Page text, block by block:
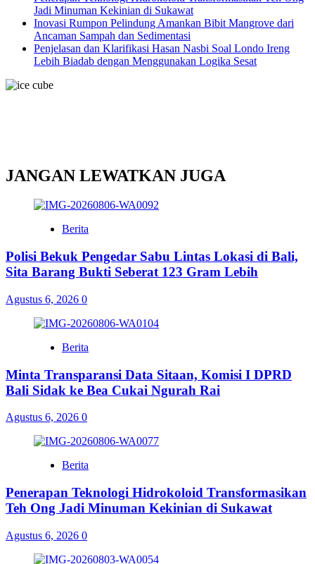
Jadi Minuman Kekinian di Sukawat
Inovasi Rumpon Pelindung Amankan Bibit Mangrove dari
Ancaman Sampah dan Sedimentasi
Penjelasan dan Klarifikasi Hasan Nasbi Soal Londo Ireng
Lebih Biadab dengan Menggunakan Logika Sesat
JANGAN LEWATKAN JUGA
Berita
Polisi Bekuk Pengedar Sabu Lintas Lokasi di Bali,
Sita Barang Bukti Seberat 123 Gram Lebih
Agustus 6, 2026 0
Berita
Minta Transparansi Data Sitaan, Komisi I DPRD
Bali Sidak ke Bea Cukai Ngurah Rai
Agustus 6, 2026 0
Berita
Penerapan Teknologi Hidrokoloid Transformasikan
Teh Ong Jadi Minuman Kekinian di Sukawat
Agustus 6, 2026 0